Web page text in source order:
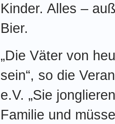
Kinder. Alles –
Bier.
„Die Väter von
sein“, so die
e.V. „Sie
Familie und